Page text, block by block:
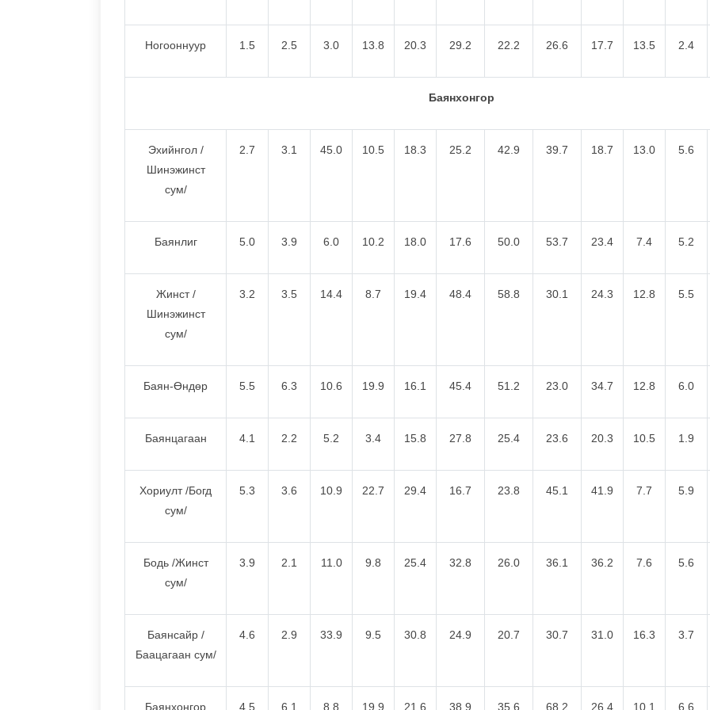
Ногооннуур 1.5 2.5 3.0 13.8 20.3 29.2 22.2 26.6 17.7 13.5 2.4
Баянхонгор
Эхийнгол /
Шинэжинст
сум/
2.7 3.1 45.0 10.5 18.3 25.2 42.9 39.7 18.7 13.0 5.6
Баянлиг 5.0 3.9 6.0 10.2 18.0 17.6 50.0 53.7 23.4 7.4 5.2
Жинст /
Шинэжинст
сум/
3.2 3.5 14.4 8.7 19.4 48.4 58.8 30.1 24.3 12.8 5.5
Баян-Өндөр 5.5 6.3 10.6 19.9 16.1 45.4 51.2 23.0 34.7 12.8 6.0
Баянцагаан 4.1 2.2 5.2 3.4 15.8 27.8 25.4 23.6 20.3 10.5 1.9
Хориулт /Богд
сум/
5.3 3.6 10.9 22.7 29.4 16.7 23.8 45.1 41.9 7.7 5.9
Бодь /Жинст
сум/
3.9 2.1 11.0 9.8 25.4 32.8 26.0 36.1 36.2 7.6 5.6
Баянсайр /
Баацагаан сум/
4.6 2.9 33.9 9.5 30.8 24.9 20.7 30.7 31.0 16.3 3.7
Баянхонгор 4.5 6.1 8.8 19.9 21.6 38.9 35.6 68.2 26.4 10.1 6.6